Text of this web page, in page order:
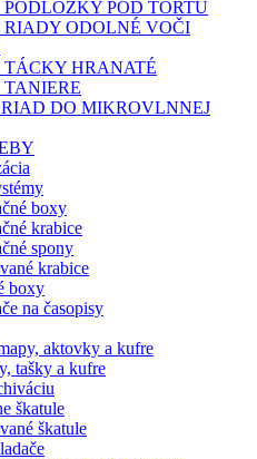
PODLOŽKY POD TORTU
RIADY ODOLNÉ VOČI
TÁCKY HRANATÉ
TANIERE
DO MIKROVLNNEJ
boxy
krabice
spony
krabice
boxy
na časopisy
aktovky a kufre
tašky a kufre
škatule
škatule